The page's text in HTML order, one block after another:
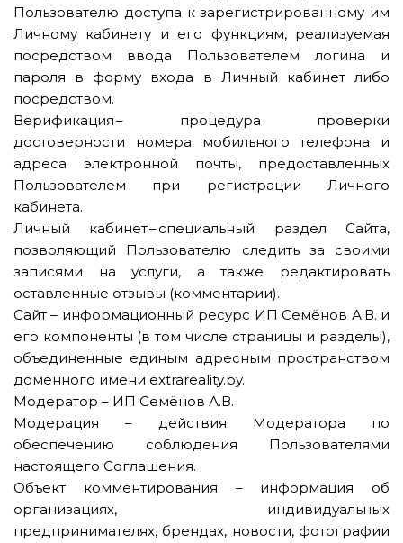
Пользователю доступа к зарегистрированному им
Личному кабинету и его функциям, реализуемая
посредством ввода Пользователем логина и
пароля в форму входа в Личный кабинет либо
посредством.
Верификация – процедура проверки
достоверности номера мобильного телефона и
адреса электронной почты, предоставленных
Пользователем при регистрации Личного
кабинета.
Личный кабинет – специальный раздел Сайта,
позволяющий Пользователю следить за своими
записями на услуги, а также редактировать
оставленные отзывы (комментарии).
Сайт – информационный ресурс ИП Семёнов А.В. и
его компоненты (в том числе страницы и разделы),
объединенные единым адресным пространством
доменного имени extrareality.by.
Модератор – ИП Семёнов А.В.
Модерация – действия Модератора по
обеспечению соблюдения Пользователями
настоящего Соглашения.
Объект комментирования – информация об
организациях, индивидуальных
предпринимателях, брендах, новости, фотографии